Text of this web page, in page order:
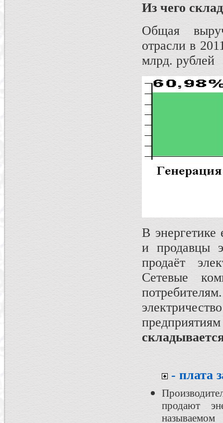
Из чего
Общая
отрасли в
млрд. рублей
В энергетике
и продавцы
продаёт
Сетевые
- плата
продают